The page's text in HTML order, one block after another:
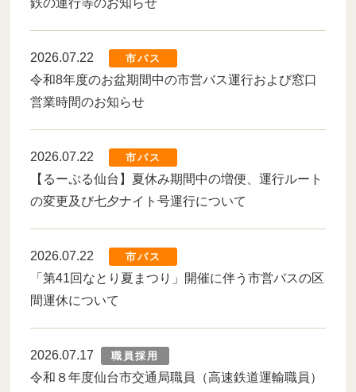
鉄の運行等のお知らせ
2026.07.22 市バス
令和8年度のお盆期間中の市営バス運行および窓口
営業時間のお知らせ
2026.07.22 市バス
【るーぷる仙台】夏休み期間中の増便、運行ルート
の変更及び七夕ナイト号運行について
2026.07.22 市バス
「第41回なとり夏まつり」開催に伴う市営バスの区
間運休について
2026.07.17 職員採用
令和８年度仙台市交通局職員（高速鉄道運輸職員）